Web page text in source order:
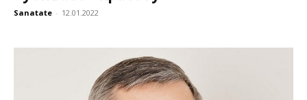
Sanatate - 12.01.2022